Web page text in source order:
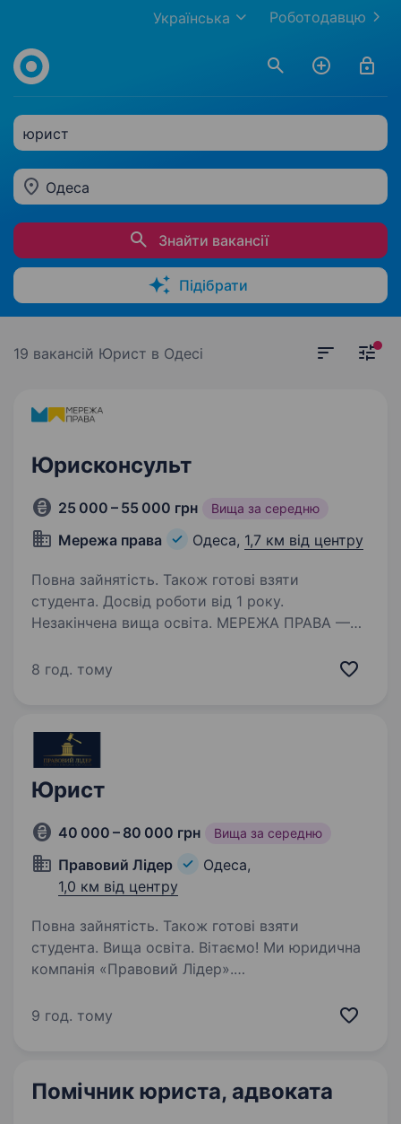
Роботодавцю
Українська
юрист
Одеса
Знайти вакансії
Підібрати
19 вакансій Юрист в Одесі
Юрисконсульт
25 000 – 55 000 грн Вища за середню
Мережа права Одеса, 1,7 км від центру
Повна зайнятість. Також готові взяти
студента. Досвід роботи від 1 року.
Незакінчена вища освіта. МЕРЕЖА ПРАВА —
права людей у взаємодії з державою,
Юрисконсульта в нашу команду! Ми шукаємо
людину,…
8 год. тому
Юрист
40 000 – 80 000 грн Вища за середню
Правовий Лідер
Одеса,
1,0 км від центру
Повна зайнятість. Також готові взяти
студента. Вища освіта. Вітаємо! Ми юридична
компанія «Правовий Лідер».
потрібні Ваші знання, вміння та навички!
9 год. тому
Помічник юриста, адвоката